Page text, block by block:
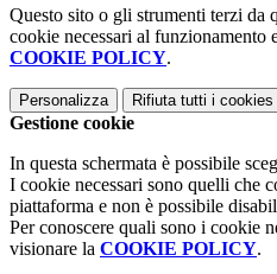
Questo sito o gli strumenti terzi da
cookie necessari al
COOKIE POLICY.
Personalizza Rifiuta tutti i cookies
Gestione cookie
In questa schermata è possibile
I cookie necessari sono quelli che
piattaforma e non è possibile
Per conoscere quali sono i cookie
visionare la COOKIE POLICY.